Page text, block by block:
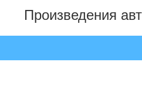
Произведения